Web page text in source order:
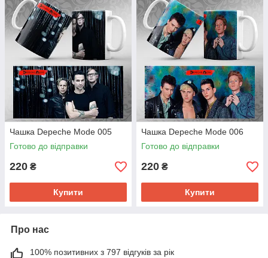
Чашка Depeche Mode 005
Готово до відправки
220 ₴
Купити
Чашка Depeche Mode 006
Готово до відправки
220 ₴
Купити
Про нас
100% позитивних з 797 відгуків за рік